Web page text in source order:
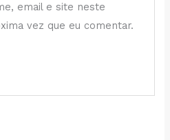
email e site neste
vez que eu comentar.